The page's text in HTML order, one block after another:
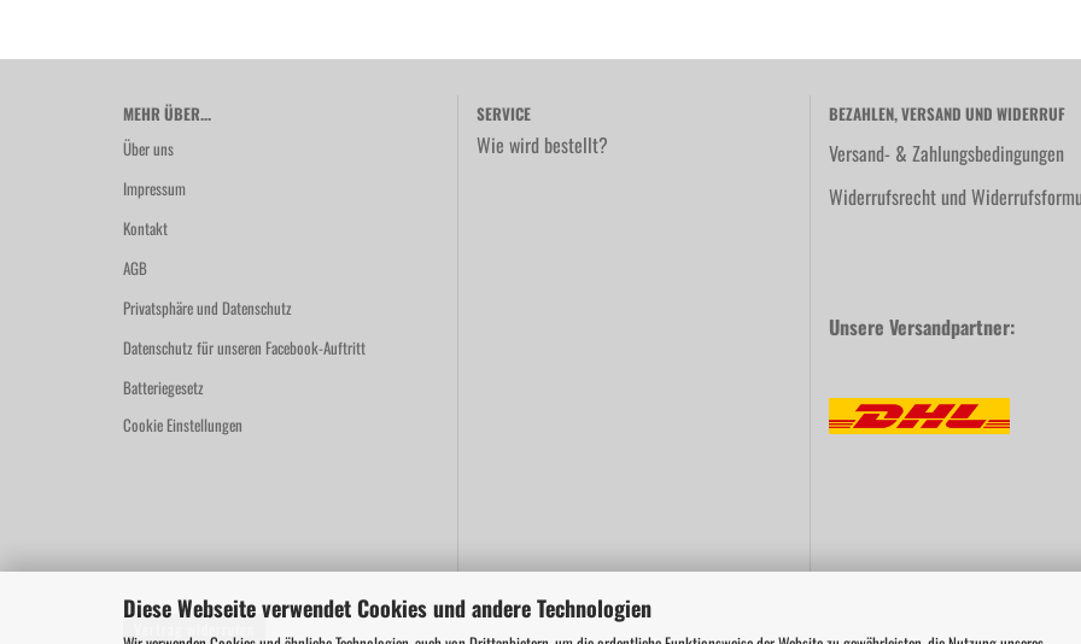
Diese Webseite verwendet Cookies und andere Technologien
MEHR ÜBER...
Über uns
Impressum
Kontakt
AGB
Privatsphäre und Datenschutz
Datenschutz für unseren Facebook-Auftritt
Batteriegesetz
Cookie Einstellungen
SERVICE
Wie wird bestellt?
BEZAHLEN, VERSAND UND WIDERRUF
Versand- & Zahlungsbedingungen
Widerrufsrecht und
Unsere Versandpartner: